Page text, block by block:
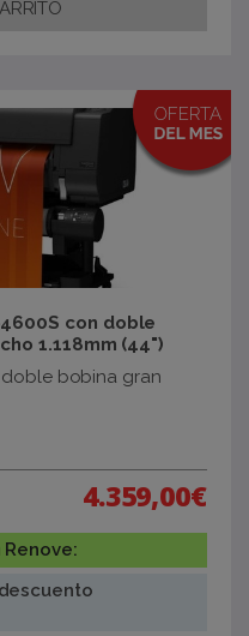
4600S con doble
1.118mm (44")
doble bobina gran
4.359,00€